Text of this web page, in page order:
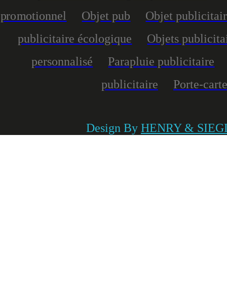
promotionnel
Objet pub
Objet
publicitaire écologique
Objets
personnalisé
Parapluie publicitaire
publicitaire
Porte-
Design By HENRY &